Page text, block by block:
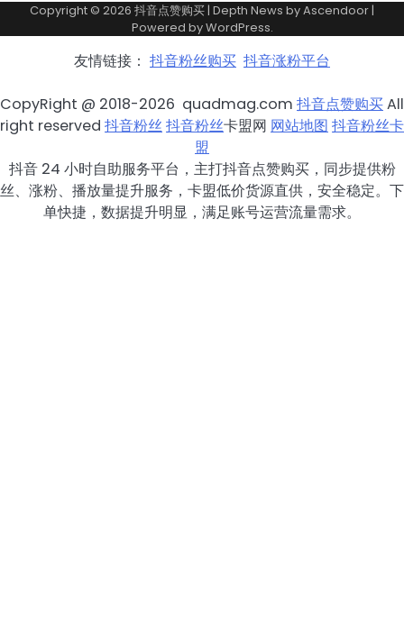
Copyright © 2026 抖音点赞购买| Depth News byAscendoor|
Powered byWordPress.
友情链接： 抖音粉丝购买 抖音涨粉平台
CopyRight @ 2018-2026 quadmag.com 抖音点赞购买All
right reserved 抖音粉丝抖音粉丝卡盟网 网站地图 抖音粉丝卡
盟
抖音 24 小时自助服务平台，主打抖音点赞购买，同步提供粉
丝、涨粉、播放量提升服务，卡盟低价货源直供，安全稳定。下
单快捷，数据提升明显，满足账号运营流量需求。